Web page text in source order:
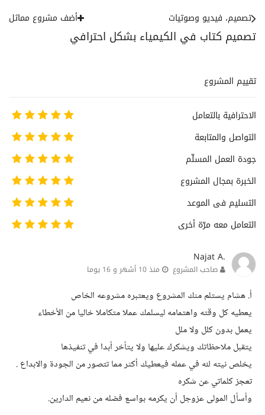
تصميم كتاب في الكيمياء بشكل احترافي
تصميم، فيديو وصوتيات أضف مشروع مماثل
تقييم المشروع
الاحترافية بالتعامل
التواصل والمتابعة
جودة العمل المسلّم
الخبرة بمجال المشروع
التسليم فى الموعد
التعامل معه مرّة أخرى
Najat A.
صاحب المشروع منذ 10 أشهر و 16 يوما
أ. هشام يستلم منك المشروع ويعتبره مشروعه الخاص
يعطيه كل وقته واهتمامه ليسلمك عملا متكاملا خاليا من الأخطاء
يعمل بدون كلل ولا ملل
يتقبل ملاحظاتك ويشكرك عليها ولا يتأخر أبدا في تنفيذها
يخلص نيته لله في عمله فيعطيك أكثر مما تتصور من الجودة والابداع .
تعجز كلماتي عن شكره
وأسأل المولى عزوجل أن يكرمه بواسع فضله من نعيم الدارين.